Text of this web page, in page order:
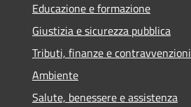
Educazione e formazione
Giustizia e sicurezza pubblica
Tributi, finanze e contravvenzioni
Ambiente
Salute, benessere e assistenza